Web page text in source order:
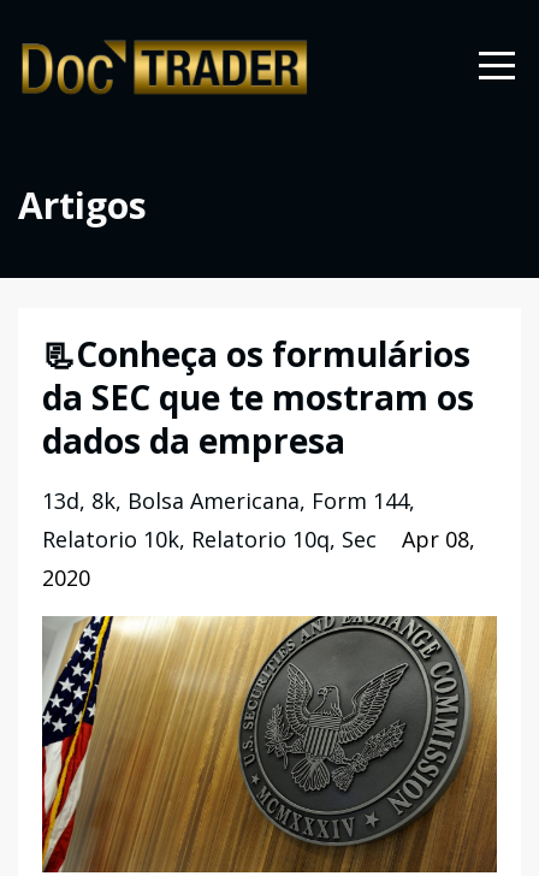
Artigos
📃Conheça os formulários
da SEC que te mostram os
dados da empresa
13d 8k Bolsa Americana Form 144
Relatorio 10k Relatorio 10q Sec
Apr 08,
2020